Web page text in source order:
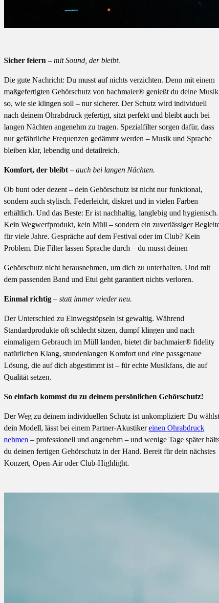
Sicher feiern – mit Sound, der bleibt.
Die gute Nachricht: Du musst auf nichts verzichten. Denn mit einem
maßgefertigten Gehörschutz von bachmaier® genießt du deine Musik
so, wie sie klingen soll – nur sicherer. Der Schutz wird individuell
nach deinem Ohrabdruck gefertigt, sitzt perfekt und bleibt auch bei
langen Nächten angenehm zu tragen. Spezialfilter sorgen dafür, dass
nur gefährliche Frequenzen gedämmt werden – Musik und Sprache
bleiben klar, lebendig und detailreich.
Komfort, der bleibt – auch bei langen Nächten.
Ob bunt oder dezent – dein Gehörschutz ist nicht nur funktional,
sondern auch stylisch. Federleicht, diskret und in vielen Farben
erhältlich. Und das Beste: Er ist nachhaltig, langlebig und hygienisch.
Kein Wegwerfprodukt, kein Müll – sondern ein zuverlässiger
für viele Jahre. Gespräche auf dem Festival oder im Club? Kein
Problem. Die Filter lassen Sprache durch – du musst deinen
Gehörschutz nicht herausnehmen, um dich zu unterhalten. Und mit
dem passenden Band und Etui geht garantiert nichts verloren.
Einmal richtig – statt immer wieder neu.
Der Unterschied zu Einwegstöpseln ist gewaltig. Während
Standardprodukte oft schlecht sitzen, dumpf klingen und nach
einmaligem Gebrauch im Müll landen, bietet dir bachmaier® fidelity
natürlichen Klang, stundenlangen Komfort und eine passgenaue
Lösung, die auf dich abgestimmt ist – für echte Musikfans, die auf
Qualität setzen.
So einfach kommst du zu deinem persönlichen Gehörschutz!
Der Weg zu deinem individuellen Schutz ist unkompliziert: Du wählst
dein Modell, lässt bei einem Partner-Akustikereinen Ohrabdruck
nehmen – professionell und angenehm – und wenige Tage später
du deinen fertigen Gehörschutz in der Hand. Bereit für dein nächstes
Konzert, Open-Air oder Club-Highlight.